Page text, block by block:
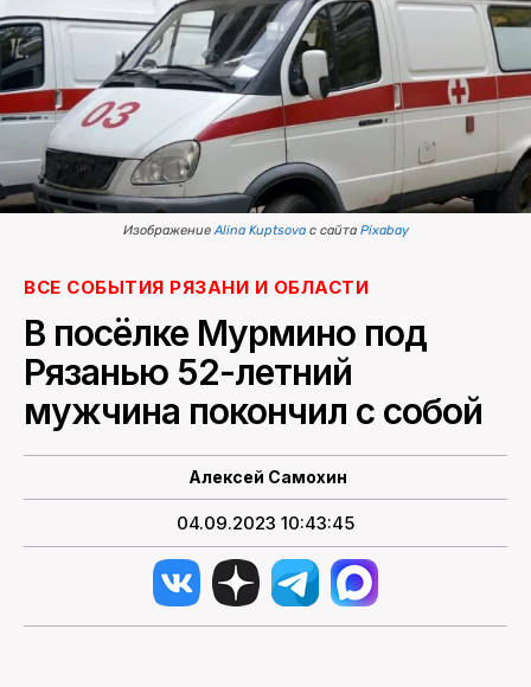
ПОИСК ПО САЙТУ
ИзображениеAlina Kuptsovaс сайта Pixabay
ВСЕ СОБЫТИЯ РЯЗАНИ И ОБЛАСТИ
В посёлке Мурмино под
Рязанью 52-летний
мужчина покончил с собой
Алексей Самохин
04.09.2023 10:43:45